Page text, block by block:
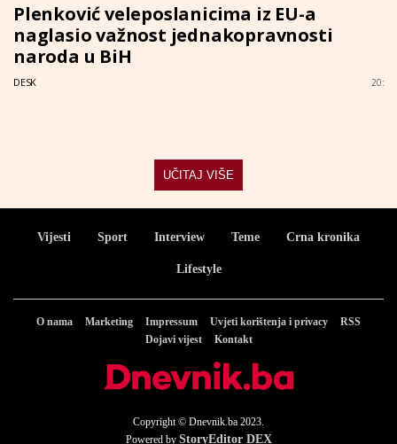
Plenković veleposlanicima iz EU-a
naglasio važnost jednakopravnosti
naroda u BiH
DESK 20:
UČITAJ VIŠE
Vijesti Sport Interview Teme Crna kronika
Lifestyle
O nama Marketing Impressum Uvjeti korištenja i privacy
RSS
Dojavi vijest
Kontakt
Copyright © Dnevnik.ba 2023.
Powered by StoryEditor DEX